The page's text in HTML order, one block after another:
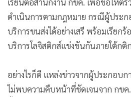
ดำเนินการตามกฎหมาย กรณีผู้ประก
บริการขนส่งได้อย่างเสรี พร้อมเรียกร้
บริการโลจิสติกส์แข่งขันกันภายใต้กติ
อย่างไรก็ดี แหล่งข่าวจากผู้ประกอบ
ไม่พบความคืบหน้าที่ชัดเจนจาก กขค.